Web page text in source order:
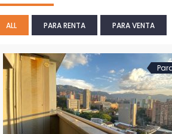
ALL PARA RENTA PARA VENTA